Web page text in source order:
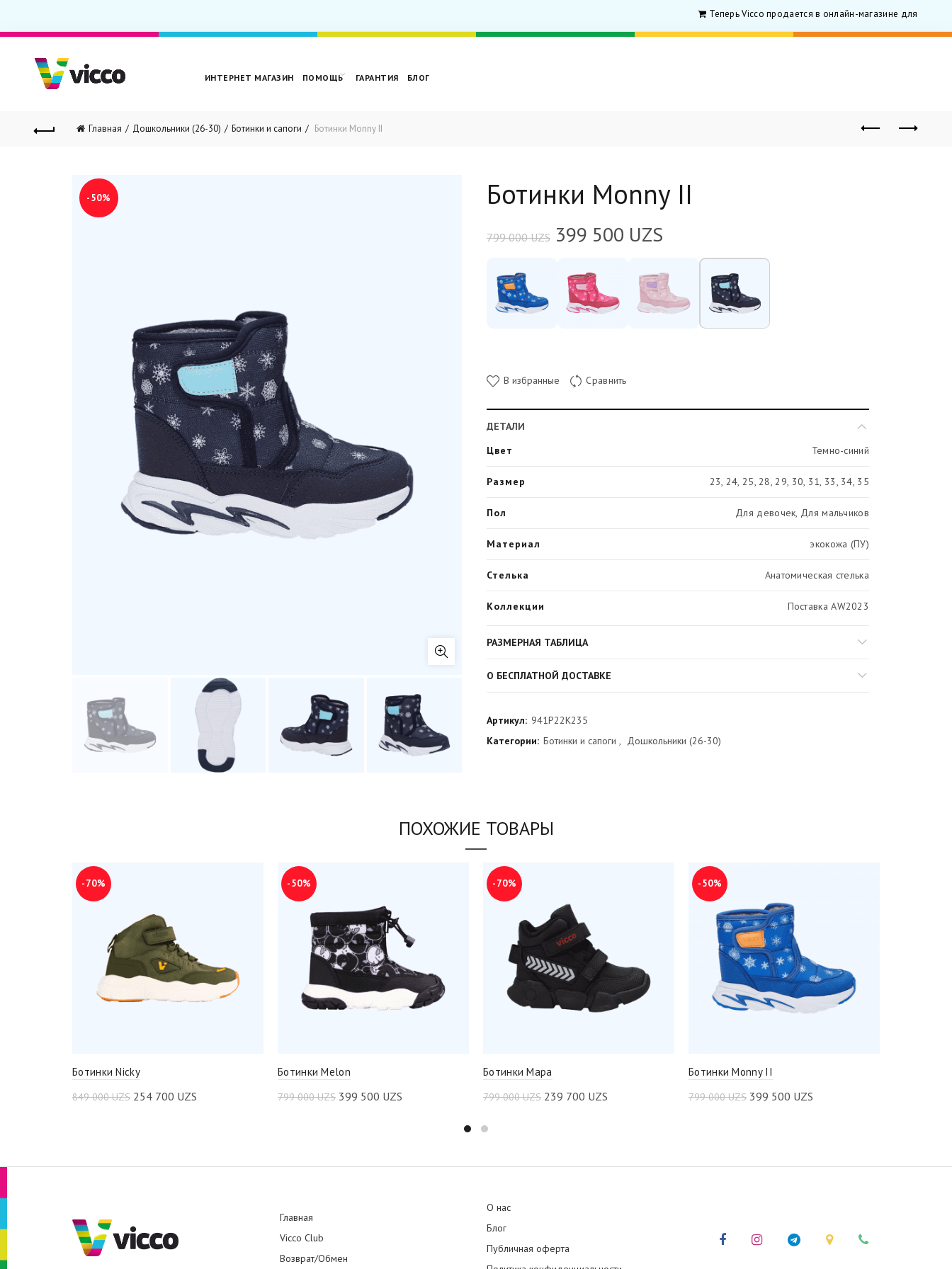
Теперь Vicco продается в онлайн-магазине для
ИНТЕРНЕТ МАГАЗИН ПОМОЩЬ ГАРАНТИЯ БЛОГ
Главная Дошкольники (26-30) Ботинки и сапоги Ботинки Monny II
-50% Ботинки Monny II
799 000UZS 399 500 UZS
В избранные Сравнить
ДЕТАЛИ
Цвет
Темно-синий
Размер 23, 24, 25, 28, 29, 30, 31, 33, 34, 35
Пол Для девочек, Для мальчиков
Материал экокожа (ПУ)
Стелька Анатомическая стелька
Коллекции Поставка AW2023
РАЗМЕРНАЯ ТАБЛИЦА
О БЕСПЛАТНОЙ ДОСТАВКЕ
Артикул: 941P22K235
Категории: Ботинки и сапоги , Дошкольники (26-30)
ПОХОЖИЕ ТОВАРЫ
-70%
Ботинки Nicky
849 000UZS 254 700 UZS
-50%
Ботинки Melon
799 000UZS 399 500 UZS
-70%
Ботинки Mapa
799 000UZS 239 700 UZS
-50%
Ботинки Monny II
799 000UZS 399 500 UZS
Главная
Vicco Club
Возврат/Обмен
О нас
Блог
Публичная оферта